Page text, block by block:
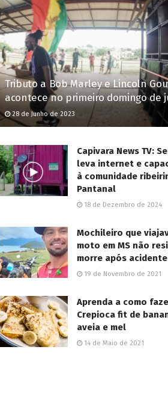
Tributo a Bob Marley e Lincoln
acontece no primeiro domingo de
28 de Junho de 2023
Capivara News TV:
leva internet e
à comunidade
Pantanal
18 de Dezembro de 2024
Mochileiro que
moto em MS não
morre após acidente
19 de Novembro de 2021
Aprenda a como
Crepioca fit de
aveia e mel
14 de Maio de 2021